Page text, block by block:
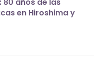
80 años de las
en Hiroshima y